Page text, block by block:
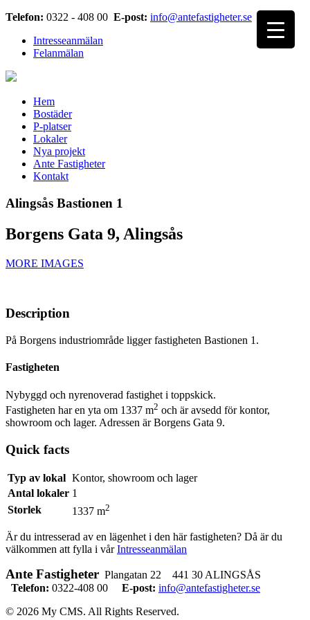
Telefon: 0322 - 408 00 E-post: info@antefastigheter.se
Intresseanmälan
Felanmälan
Hem
Bostäder
P-platser
Lokaler
Nya projekt
Ante Fastigheter
Kontakt
Alingsås Bastionen 1
Borgens Gata 9, Alingsås
MORE IMAGES
Description
På Borgens industriområde ligger fastigheten Bastionen 1.
Fastigheten
Nybyggd och nyrenoverad fastighet i toppskick.
Fastigheten har en yta om 1337 m2 och är avsedd för kontor,
showroom och lager. Adressen är Borgens Gata 9.
Quick facts
Typ av lokal Kontor, showroom och lager
Antal lokaler 1
Storlek
1337 m2
Är du intresserad av en lägenhet i den här fastigheten? Då är du
välkommen att fylla i vårIntresseanmälan
Ante Fastigheter Plangatan 22 441 30 ALINGSÅS
Telefon: 0322-408 00 E-post: info@antefastigheter.se
© 2026 My CMS. All Rights Reserved.